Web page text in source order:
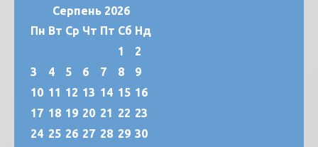
Серпень 2026
Пн Вт Ср Чт Пт Сб Нд
1
2
3
4 5 6 7 8
9
10 11 12 13 14 15 16
17 18 19 20 21 22 23
24 25 26 27 28 29 30